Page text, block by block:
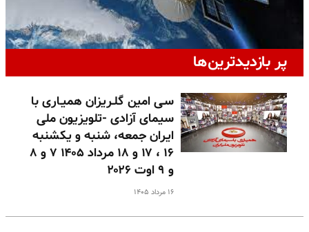
پر بازدیدترین‌ها
سـی امین گلـریزان همیـاری با
سیمای آزادی -تلویزیون ملی
ایران جمعه، شنبه و یکشنبه
۱۶ ، ۱۷ و ۱۸ مرداد ۱۴۰۵ ۷ و ۸
و ۹ اوت ۲۰۲۶
۱۶ مرداد ۱۴۰۵